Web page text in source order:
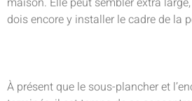
dois encore y installer le cadre de la
À présent que le sous-plancher et